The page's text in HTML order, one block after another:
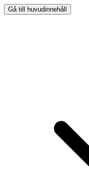
Gå till huvudinnehåll